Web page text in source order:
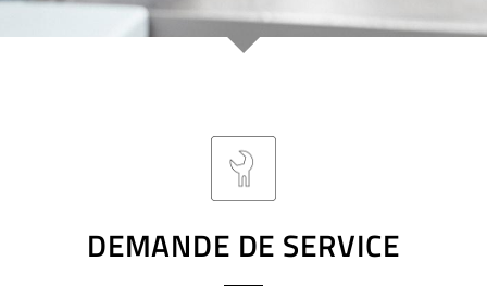
Hungary/EN
Iceland/
Latvia/
Liechtenstein
Lithuania/EN
Luxembourg/ EN DE FR
Malta/EN
Netherlands/
Saudi Arabia/EN
Singapore/
Uzbekistan
Viet Nam
DEMANDE DE SERVICE